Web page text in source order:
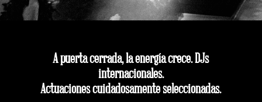
A puerta cerrada, la energía crece. DJs
internacionales.
Actuaciones cuidadosamente seleccionadas.